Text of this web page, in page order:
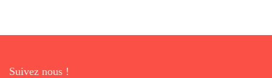
Suivez nous !